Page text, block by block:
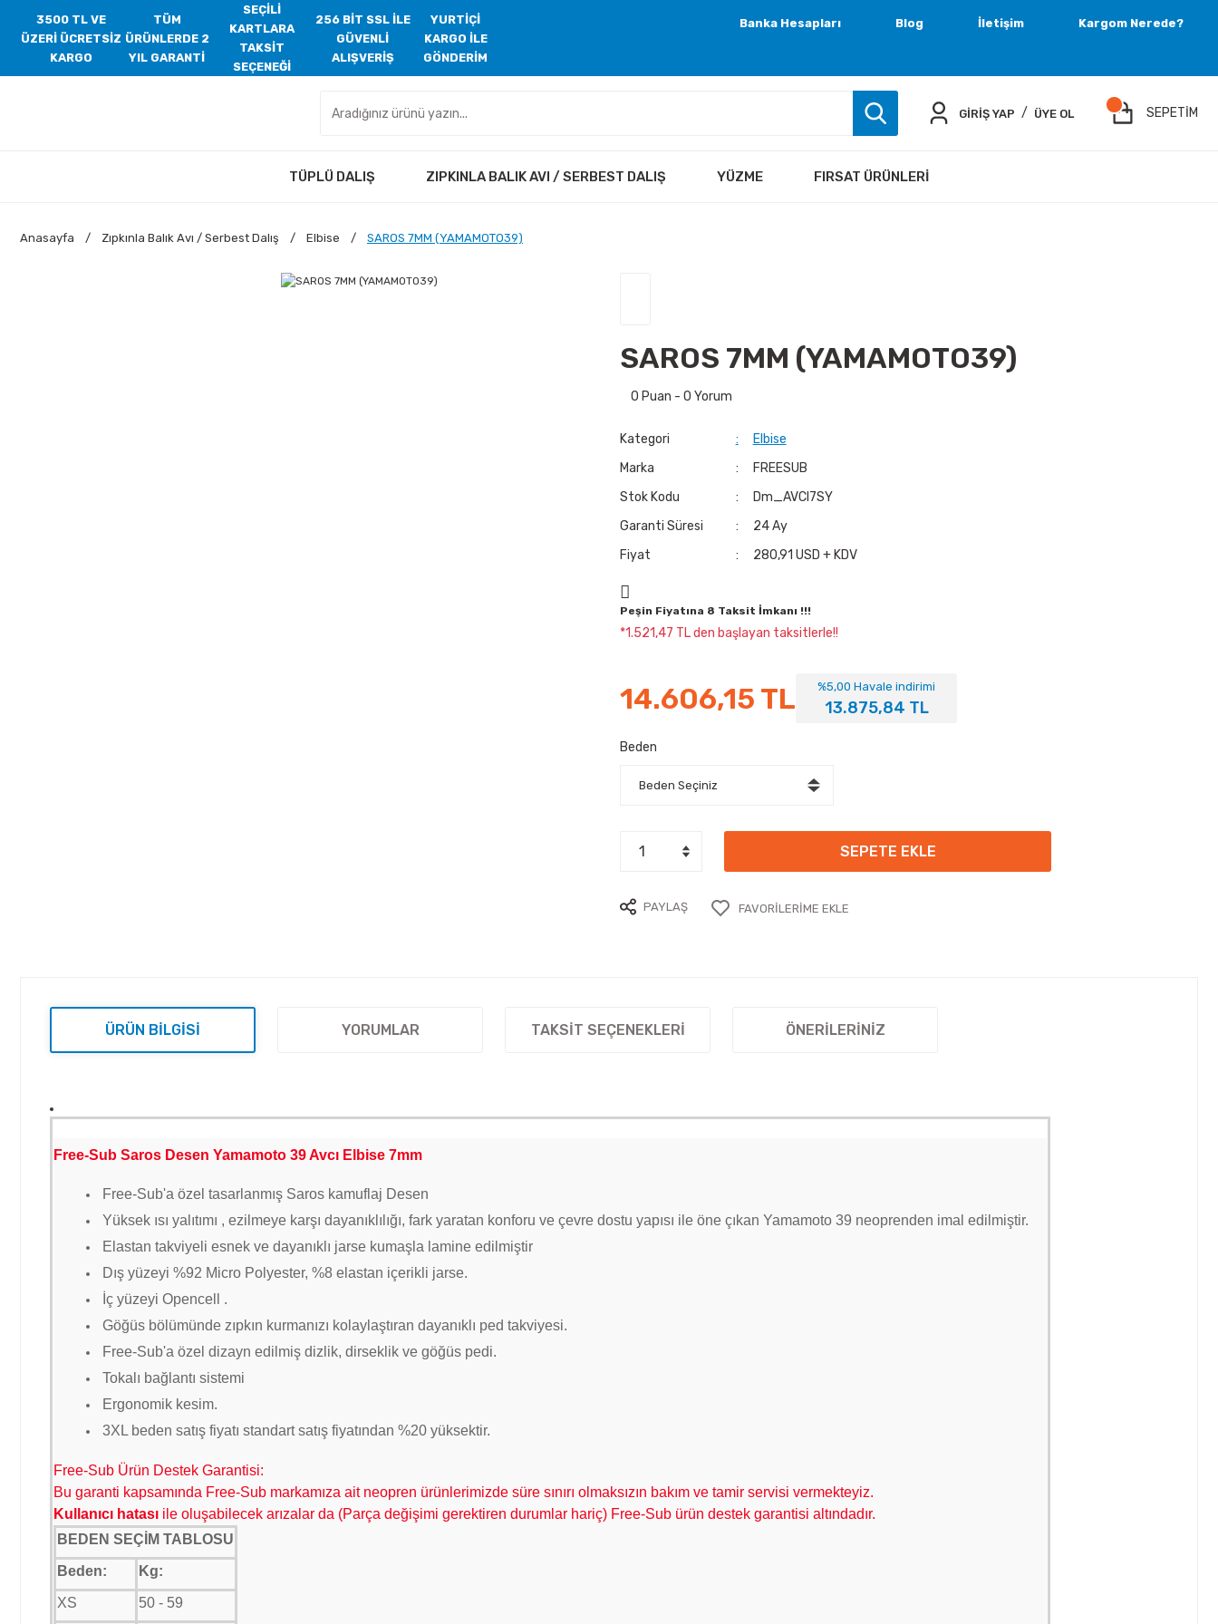
3500 TL VE
ÜZERİ ÜCRETSİZ
KARGO
TÜM
ÜRÜNLERDE 2
YIL GARANTİ
SEÇİLİ
KARTLARA
TAKSİT
SEÇENEĞİ
256 BİT SSL İLE
GÜVENLİ
ALIŞVERİŞ
YURTİÇİ
KARGO İLE
GÖNDERİM
Banka Hesapları Blog İletişim Kargom Nerede?
GİRİŞ YAP / ÜYE OL SEPETİM
TÜPLÜ DALIŞ ZIPKINLA BALIK AVI / SERBEST DALIŞ YÜZME FIRSAT ÜRÜNLERI
Anasayfa Zıpkınla Balık Avı / Serbest Dalış Elbise SAROS 7MM (YAMAMOTO39)
SAROS 7MM (YAMAMOTO39)
0 Puan - 0 Yorum
Kategori
Elbise
Marka
FREESUB
Stok Kodu
Dm_AVCI7SY
Garanti Süresi
24 Ay
Fiyat
280,91 USD + KDV
Peşin Fiyatına 8 Taksit İmkanı !!!
*1.521,47 TL den başlayan taksitlerle!!
14.606,15 TL %5,00 Havale indirimi
13.875,84 TL
Beden
SEPETE EKLE
PAYLAŞ
ÜRÜN BILGISI YORUMLAR TAKSIT SEÇENEKLERI ÖNERILERINIZ
Free-Sub Saros Desen Yamamoto 39 Avcı Elbise 7mm
Free-Sub'a özel tasarlanmış Saros kamuflaj Desen
Yüksek ısı yalıtımı , ezilmeye karşı dayanıklılığı, fark yaratan konforu ve çevre dostu yapısı ile öne çıkan Yamamoto 39 neoprenden imal edilmiştir.
Elastan takviyeli esnek ve dayanıklı jarse kumaşla lamine edilmiştir
Dış yüzeyi %92 Micro Polyester, %8 elastan içerikli jarse.
İç yüzeyi Opencell .
Göğüs bölümünde zıpkın kurmanızı kolaylaştıran dayanıklı ped takviyesi.
Free-Sub'a özel dizayn edilmiş dizlik, dirseklik ve göğüs pedi.
Tokalı bağlantı sistemi
Ergonomik kesim.
3XL beden satış fiyatı standart satış fiyatından %20 yüksektir.
Free-Sub Ürün Destek Garantisi:
Bu garanti kapsamında Free-Sub markamıza ait neopren ürünlerimizde süre sınırı olmaksızın bakım ve tamir servisi vermekteyiz.
Kullanıcı hatası ile oluşabilecek arızalar da (Parça değişimi gerektiren durumlar hariç) Free-Sub ürün destek garantisi altındadır.
BEDEN SEÇİM TABLOSU
Beden: Kg:
XS 50 - 59